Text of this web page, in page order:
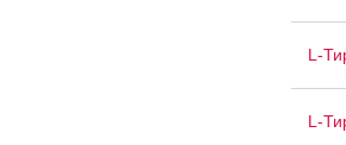
L-
L-